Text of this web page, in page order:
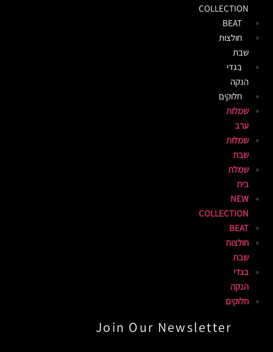
COLLECTION
BEAT
חולצות
שבת
בגדי
הנקה
חלוקים
שמלות
ערב
שמלות
שבת
שמלת
בית
NEW
COLLECTION
BEAT
חולצות
שבת
בגדי
הנקה
חלוקים
Join Our Newsletter​